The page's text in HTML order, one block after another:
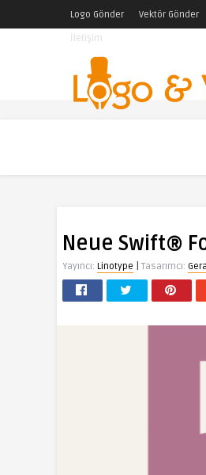
Logo Gönder Vektör Gönder
İletişim
Neue Swift®
Yayıncı: Linotype |Tasarımcı: